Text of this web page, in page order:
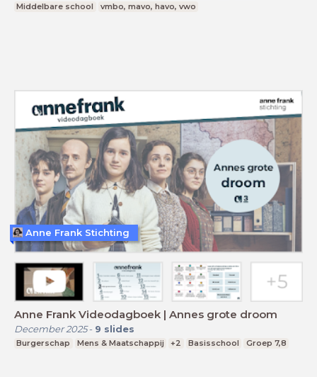
Middelbare school
vmbo, mavo, havo, vwo
Anne Frank Videodagboek | Annes grote droom
December 2025- 9 slides
Burgerschap Mens & Maatschappij +2 Basisschool Groep 7,8
Anne Frank Stichting